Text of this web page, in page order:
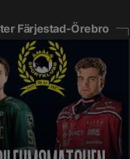
Färjestad-Örebro